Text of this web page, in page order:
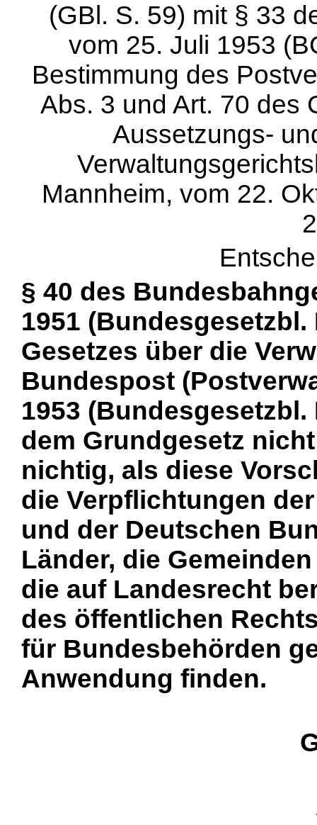
(GBl. S. 59) mit § 33
vom 25. Juli 1953
Bestimmung des
Abs. 3 und Art. 70 des
Aussetzungs-
Mannheim, vom 22.
§ 40 des
1951 (Bundesgesetzbl.
Gesetzes über die
Bundespost
1953
dem Grundgesetz
nichtig, als diese
die Verpflichtungen
und der Deutschen
Länder, die
die auf Landesrecht
des öffentlichen
für Bundesbehörden
Anwendung finden.